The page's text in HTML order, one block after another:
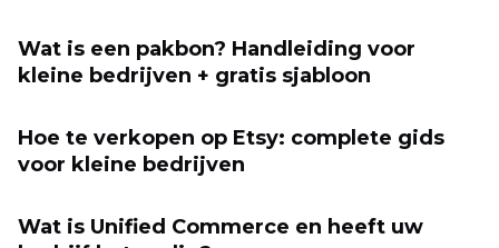
Wat is een pakbon? Handleiding voor
kleine bedrijven + gratis sjabloon
Hoe te verkopen op Etsy: complete gids
voor kleine bedrijven
Wat is Unified Commerce en heeft uw